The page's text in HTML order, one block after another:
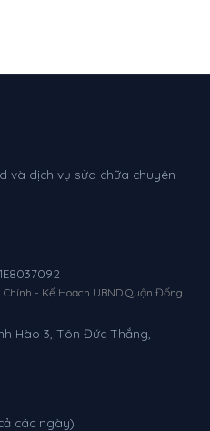
và dịch vụ sửa chữa chuyên
- Kế Hoạch UBND Quận Đống
Hào 3, Tôn Đức Thắng,
các ngày)